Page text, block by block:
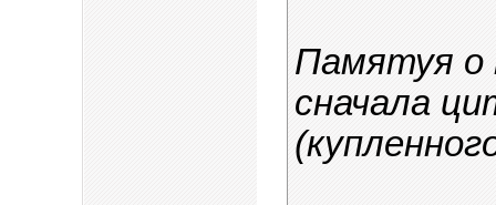
Памятуя о
сначала